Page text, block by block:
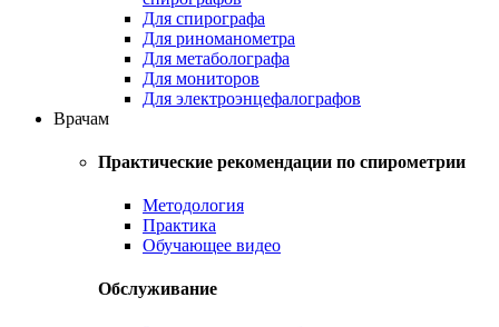
Для спирографа
Для риноманометра
Для метаболографа
Для мониторов
Для электроэнцефалографов
Врачам
Практические рекомендации по спирометрии
Методология
Практика
Обучающее видео
Обслуживание